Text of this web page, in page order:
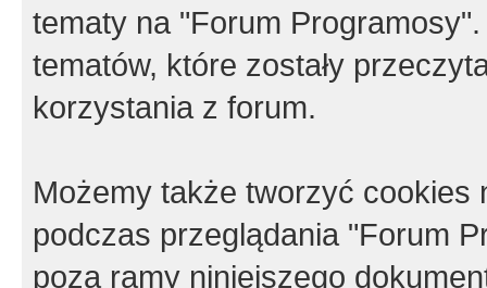
tematy na "Forum
tematów, które zostały
korzystania z forum.
Możemy także tworzyć cookies
podczas przeglądania "Forum
poza ramy niniejszego